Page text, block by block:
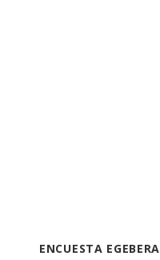
ENCUESTA EGEBERA